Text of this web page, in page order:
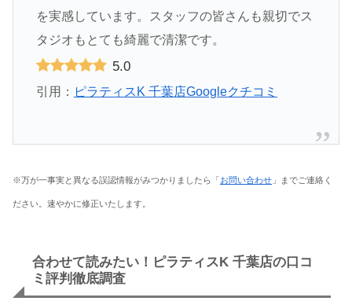
を実感しています。スタッフの皆さんも親切でス
タジオもとても綺麗で清潔です。
5.0
引用： ピラティスK 千葉店Googleクチコミ
※万が一事実と異なる誤認情報がみつかりましたら「お問い合わせ 」までご連絡く
ださい。速やかに修正いたします。
合わせて読みたい！ピラティスK 千葉店の口コ
ミ評判徹底調査